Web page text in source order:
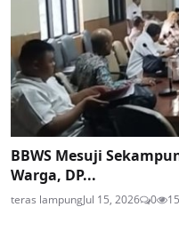
BBWS Mesuji
Warga, DP...
teras lampungJul 15, 2026 0